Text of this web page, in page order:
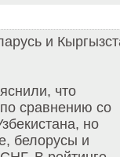
и
что
сравнению со
но
белорусы и